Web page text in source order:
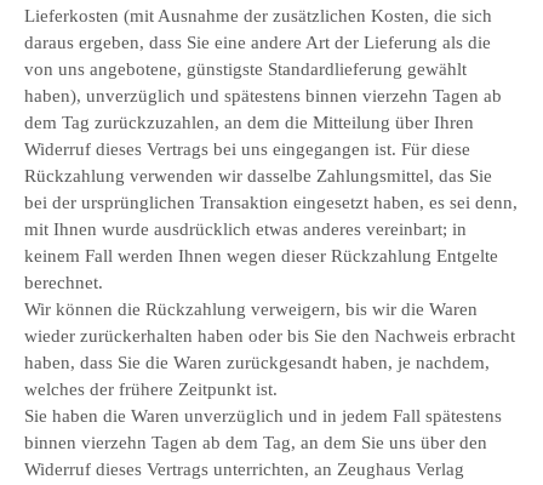
Lieferkosten (mit Ausnahme der zusätzlichen Kosten, die sich
daraus ergeben, dass Sie eine andere Art der Lieferung als die
von uns angebotene, günstigste Standardlieferung gewählt
haben), unverzüglich und spätestens binnen vierzehn Tagen ab
dem Tag zurückzuzahlen, an dem die Mitteilung über Ihren
Widerruf dieses Vertrags bei uns eingegangen ist. Für diese
Rückzahlung verwenden wir dasselbe Zahlungsmittel, das Sie
bei der ursprünglichen Transaktion eingesetzt haben, es sei denn,
mit Ihnen wurde ausdrücklich etwas anderes vereinbart; in
keinem Fall werden Ihnen wegen dieser Rückzahlung Entgelte
berechnet.
Wir können die Rückzahlung verweigern, bis wir die Waren
wieder zurückerhalten haben oder bis Sie den Nachweis erbracht
haben, dass Sie die Waren zurückgesandt haben, je nachdem,
welches der frühere Zeitpunkt ist.
Sie haben die Waren unverzüglich und in jedem Fall spätestens
binnen vierzehn Tagen ab dem Tag, an dem Sie uns über den
Widerruf dieses Vertrags unterrichten, an Zeughaus Verlag